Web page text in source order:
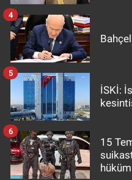
4
İSKİ:
5
15
6